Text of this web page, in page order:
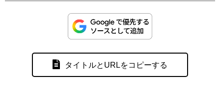
タイトルとURLをコピーする